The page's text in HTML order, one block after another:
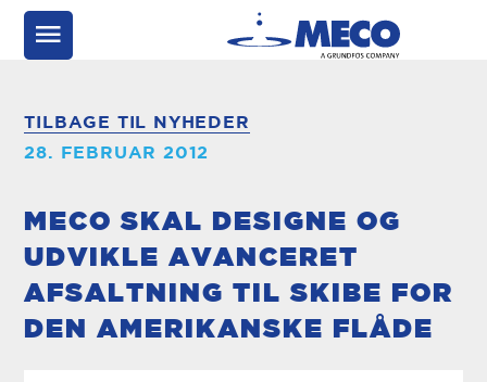
TILBAGE TIL NYHEDER
28. FEBRUAR 2012
MECO SKAL DESIGNE OG
UDVIKLE AVANCERET
AFSALTNING TIL SKIBE FOR
DEN AMERIKANSKE FLÅDE